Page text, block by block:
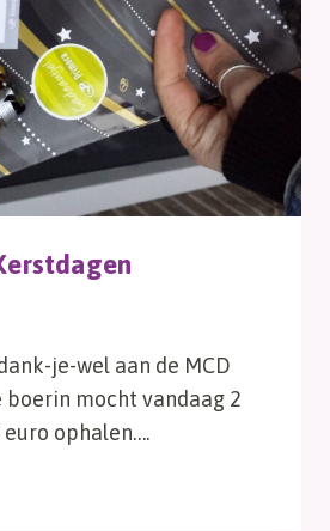
je-wel aan de MCD
mocht vandaag 2
euro ophalen….